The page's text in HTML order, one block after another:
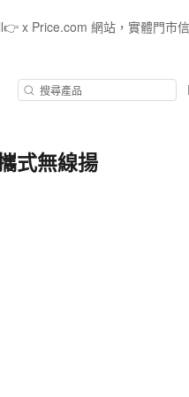
x Price.com 網站，實體門市
式無線揚